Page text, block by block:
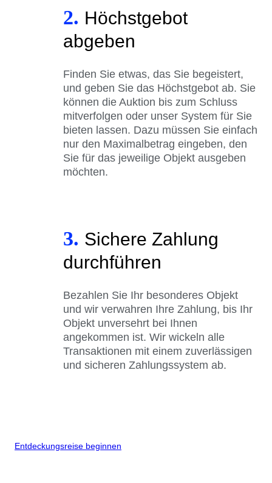
2. Höchstgebot
abgeben
Finden Sie etwas, das Sie begeistert,
und geben Sie das Höchstgebot ab. Sie
können die Auktion bis zum Schluss
mitverfolgen oder unser System für Sie
bieten lassen. Dazu müssen Sie einfach
nur den Maximalbetrag eingeben, den
Sie für das jeweilige Objekt ausgeben
möchten.
3. Sichere Zahlung
durchführen
Bezahlen Sie Ihr besonderes Objekt
und wir verwahren Ihre Zahlung, bis Ihr
Objekt unversehrt bei Ihnen
angekommen ist. Wir wickeln alle
Transaktionen mit einem zuverlässigen
und sicheren Zahlungssystem ab.
Entdeckungsreise beginnen